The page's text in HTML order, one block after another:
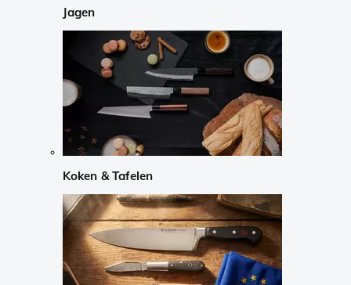
Jagen
Koken & Tafelen